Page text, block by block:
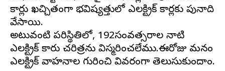
కార్లు ఖచ్చితంగా భవిష్యత్తులో ఎలక్ట్రిక్ కార్లకు పునాది
వేసాయి.
అటువంటి పరిస్థితిలో, 192సంవత్సరాల నాటి
ఎలక్ట్రిక్ కారు చరిత్రను విస్మరించలేము.ఈరోజు మనం